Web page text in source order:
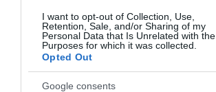
I want to opt-out of Collection, Use,
Retention, Sale, and/or Sharing of my
Personal Data that Is Unrelated with the
Purposes for which it was collected.
Opted Out
Google consents